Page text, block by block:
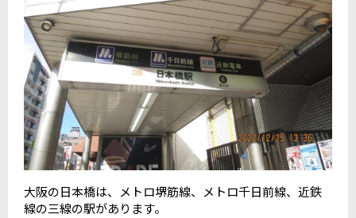
大阪の日本橋は、メトロ堺筋線、メトロ千日前線、近鉄
線の三線の駅があります。